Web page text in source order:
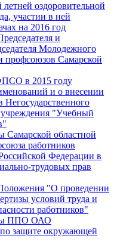
летней оздоровительной
участии в ней
на 2016 год
и
Молодежного
профсоюзов Самарской
в 2015 году
и о внесении
Негосударственного
учреждения "Учебный
Самарской областной
работников
Федерации в
трудовых прав
"О проведении
условий труда и
работников"
ППО ОАО
защите окружающей